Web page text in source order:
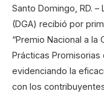
Santo Domingo, RD.
(DGA) recibió por
“Premio Nacional a la
Prácticas Promisorias
evidenciando la
con los